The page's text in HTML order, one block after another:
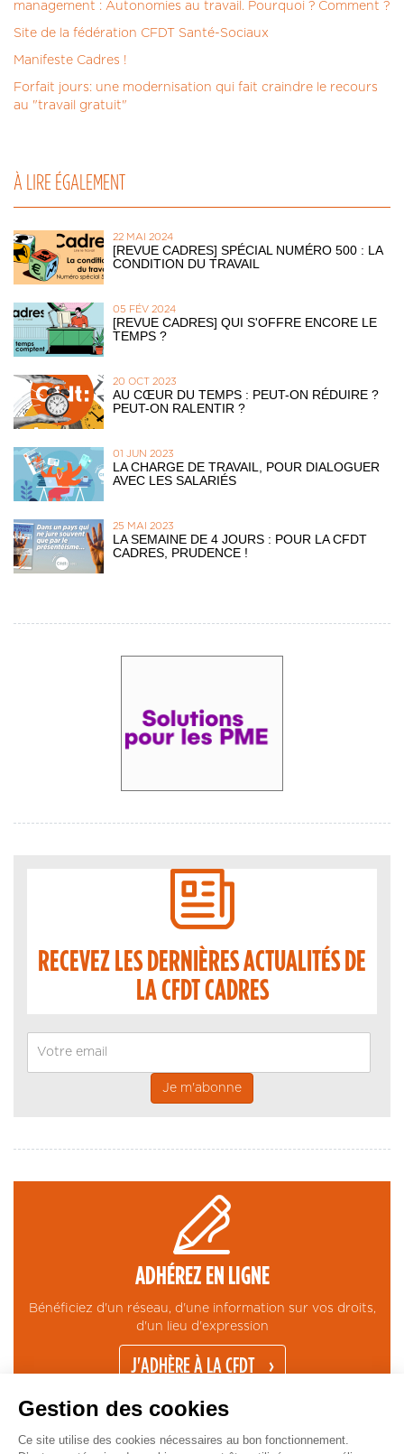
management : Autonomies au travail. Pourquoi ? Comment ?
Site de la fédération CFDT Santé-Sociaux
Manifeste Cadres !
Forfait jours: une modernisation qui fait craindre le recours
au "travail gratuit"
À LIRE ÉGALEMENT
22 MAI 2024
[REVUE CADRES] SPÉCIAL NUMÉRO 500 : LA
CONDITION DU TRAVAIL
05 FÉV 2024
[REVUE CADRES] QUI S'OFFRE ENCORE LE
TEMPS ?
20 OCT 2023
AU CŒUR DU TEMPS : PEUT-ON RÉDUIRE ?
PEUT-ON RALENTIR ?
01 JUN 2023
LA CHARGE DE TRAVAIL, POUR DIALOGUER
AVEC LES SALARIÉS
25 MAI 2023
LA SEMAINE DE 4 JOURS : POUR LA CFDT
CADRES, PRUDENCE !
RECEVEZ LES DERNIÈRES ACTUALITÉS DE
LA CFDT CADRES
ADHÉREZ EN LIGNE
Bénéficiez d'un réseau, d'une information sur vos droits,
d'un lieu d'expression
J'ADHÈRE À LA CFDT
Gestion des cookies
Ce site utilise des cookies nécessaires au bon fonctionnement.